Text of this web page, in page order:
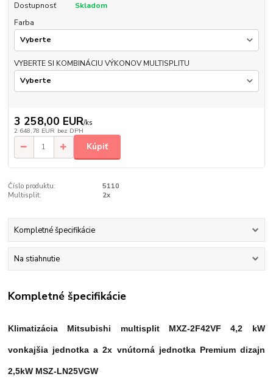
Dostupnosť
Skladom
Farba
VYBERTE SI KOMBINÁCIU VÝKONOV MULTISPLITU
3 258,00 EUR/ks
2 648,78 EUR bez DPH
Kúpiť
Číslo produktu:
5110
Multisplit:
2x
Kompletné špecifikácie
Na stiahnutie
Kompletné špecifikácie
Klimatizácia Mitsubishi multisplit MXZ-2F42VF 4,2 kW
vonkajšia jednotka a2x vnútorná jednotka Premium dizajn
2,5kW MSZ-LN25VGW